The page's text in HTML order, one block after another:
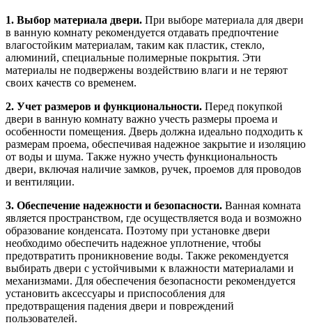
1. Выбор материала двери. При выборе материала для двери
в ванную комнату рекомендуется отдавать предпочтение
влагостойким материалам, таким как пластик, стекло,
алюминий, специальные полимерные покрытия. Эти
материалы не подвержены воздействию влаги и не теряют
своих качеств со временем.
2. Учет размеров и функциональности. Перед покупкой
двери в ванную комнату важно учесть размеры проема и
особенности помещения. Дверь должна идеально подходить к
размерам проема, обеспечивая надежное закрытие и изоляцию
от воды и шума. Также нужно учесть функциональность
двери, включая наличие замков, ручек, проемов для проводов
и вентиляции.
3. Обеспечение надежности и безопасности. Ванная комната
является пространством, где осуществляется вода и возможно
образование конденсата. Поэтому при установке двери
необходимо обеспечить надежное уплотнение, чтобы
предотвратить проникновение воды. Также рекомендуется
выбирать двери с устойчивыми к влажности материалами и
механизмами. Для обеспечения безопасности рекомендуется
установить аксессуары и приспособления для
предотвращения падения двери и повреждений
пользователей.